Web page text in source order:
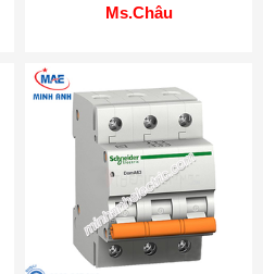
Ms.Châu